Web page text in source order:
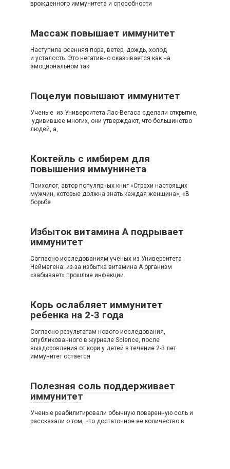
врожденного иммунитета и способности
Массаж повышает иммунитет
Наступила осенняя пора, ветер, дождь, холод
и усталость. Это негативно сказывается как на
эмоциональном так
Поцелуи повышают иммунитет
Ученые из Университета Лас-Вегаса сделали открытие,
удивившее многих, они утверждают, что большинство
людей, а,
Коктейль с имбирем для
повышения иммунинета
Психолог, автор популярных книг «Страхи настоящих
мужчин, которые должна знать каждая женщина», «В
борьбе
Избыток витамина А подрывает
иммунитет
Согласно исследованиям ученых из Университета
Неймегена: из-за избытка витамина А организм
«забывает» прошлые инфекции.
Корь ослабляет иммунитет
ребенка на 2-3 года
Согласно результатам нового исследования,
опубликованного в журнале Science, после
выздоровления от кори у детей в течение 2-3 лет
иммунитет остается
Полезная соль поддерживает
иммунитет
Ученые реабилитировали обычную поваренную соль и
рассказали о том, что достаточное ее количество в